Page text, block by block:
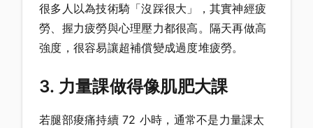
很多人以為技術騎「沒踩很大」，其實神經疲
勞、握力疲勞與心理壓力都很高。隔天再做高
強度，很容易讓超補償變成過度堆疲勞。
3. 力量課做得像肌肥大課
若腿部痠痛持續 72 小時，通常不是力量課太